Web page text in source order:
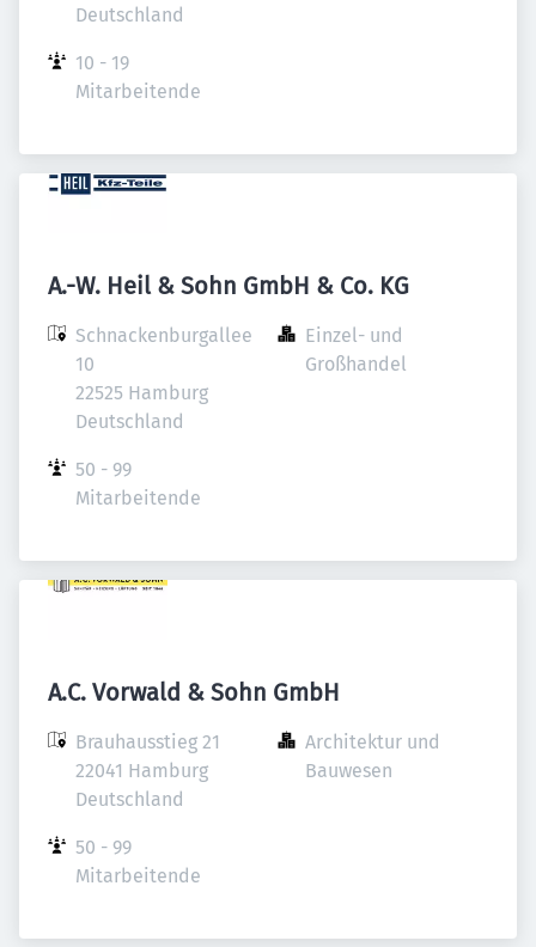
Deutschland
10 - 19
Mitarbeitende
A.-W. Heil & Sohn GmbH & Co. KG
Schnackenburgallee
10
22525 Hamburg
Deutschland
Einzel- und
Großhandel
50 - 99
Mitarbeitende
A.C. Vorwald & Sohn GmbH
Brauhausstieg 21
22041 Hamburg
Deutschland
Architektur und
Bauwesen
50 - 99
Mitarbeitende